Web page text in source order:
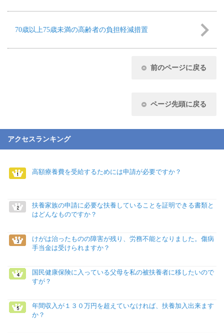
70歳以上75歳未満の高齢者の負担軽減措置
前のページに戻る
ページ先頭に戻る
アクセスランキング
高額療養費を受給するためには申請が必要ですか？
扶養家族の申請に必要な扶養していることを証明できる書類と
はどんなものですか？
けがは治ったものの障害が残り、労務不能となりました。傷病
手当金は受けられますか？
国民健康保険に入っている父母を私の被扶養者に移したいので
すが？
年間収入が１３０万円を超えていなければ、扶養加入出来ます
か？